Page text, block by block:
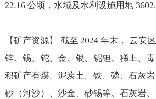
22.16 公顷，水域及水利设施用地
【矿产资源】 截至 2024 年末， 云安
锌、锡、铊、金、银、铌钽、稀土、
积矿产有煤、泥炭土、铁、磷、石灰
砂（河沙）、沙金、砂锡等。石灰岩